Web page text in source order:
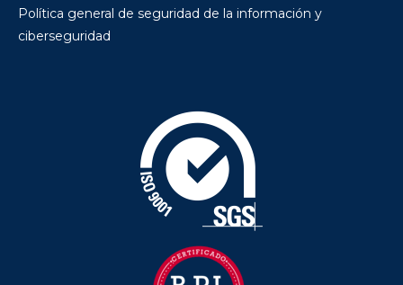
Política general de seguridad de la información y
ciberseguridad